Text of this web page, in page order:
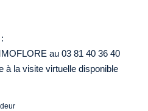
au 03 81 40 36 40
à la visite virtuelle disponible